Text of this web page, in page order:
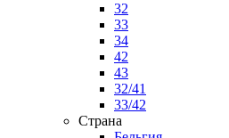
32
33
34
42
43
32/41
33/42
Страна